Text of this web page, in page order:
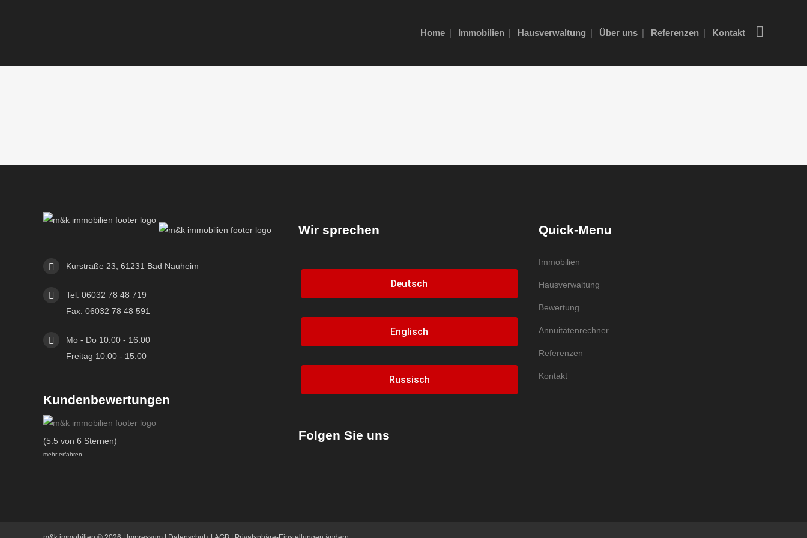
Home Immobilien Hausverwaltung Über uns Referenzen Kontakt
Kurstraße 23, 61231 Bad Nauheim
Tel: 06032 78 48 719
Fax: 06032 78 48 591
Mo - Do 10:00 - 16:00
Freitag 10:00 - 15:00
Kundenbewertungen
(5.5 von 6 Sternen)
mehr erfahren
Wir sprechen
Deutsch
Englisch
Russisch
Folgen Sie uns
Quick-Menu
Immobilien
Hausverwaltung
Bewertung
Annuitätenrechner
Referenzen
Kontakt